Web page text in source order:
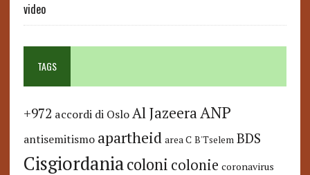
video
TAGS
+972 accordi di Oslo Al JazeeraANP
antisemitismo apartheid area C B'Tselem BDS
Cisgiordaniacoloni colonie coronavirus